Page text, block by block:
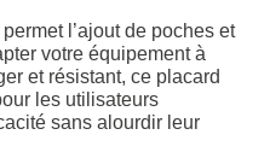
l’ajout de poches et
votre équipement à
et résistant, ce placard
les utilisateurs
sans alourdir leur